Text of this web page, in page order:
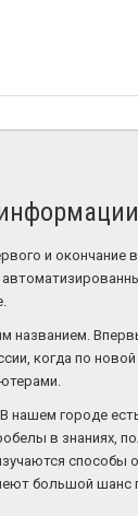
и
названием.
когда по
городе
в знаниях,
большой шанс